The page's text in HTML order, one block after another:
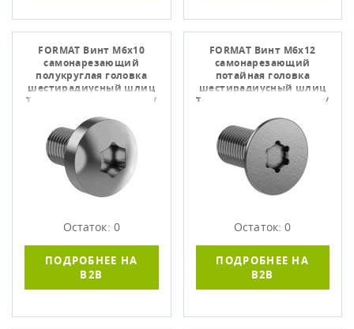
FORMAT Винт М6х10
самонарезающий
полукруглая головка
шестирадиусный шлиц
TORX30 DIN 7500С (50шт/
Остаток: 0
ПОДРОБНЕЕ НА
B2B
FORMAT Винт М6х12
самонарезающий
потайная головка
шестирадиусный шлиц
TORX30 DIN 7500M (20шт/
Остаток: 0
ПОДРОБНЕЕ НА
B2B